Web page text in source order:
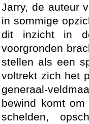
Jarry, de auteur
in sommige
dit inzicht in
voorgronden
stellen als een
voltrekt zich het
generaal-
bewind komt
schelden,